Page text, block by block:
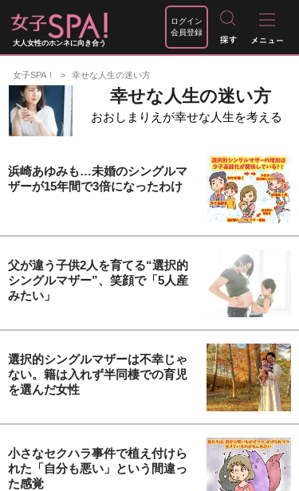
大人女性のホンネに向き合う
ログイン
会員登録
女子SPA！ 幸せな人生の迷い方
幸せな人生の迷い方
おおしまりえが幸せな人生を考える
浜崎あゆみも…未婚のシングルマ
ザーが15年間で3倍になったわけ
父が違う子供2人を育てる“選択的
シングルマザー”、笑顔で「5人産
みたい」
選択的シングルマザーは不幸じゃ
ない。籍は入れず半同棲での育児
を選んだ女性
小さなセクハラ事件で植え付けら
れた「自分も悪い」という間違っ
た感覚